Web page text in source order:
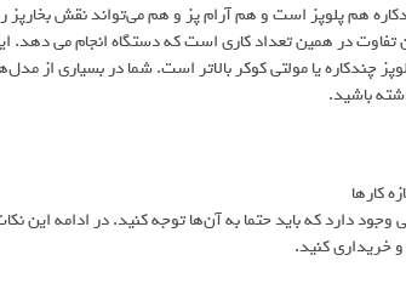
هم پلوپز است و هم آرام‌ پز و هم می‌تواند نقش بخارپز
تفاوت در همین تعداد کاری است که دستگاه انجام می دهد.
چندکاره یا مولتی کوکر بالاتر است. شما در بسیاری از
باشید.
کارها
دارد که باید حتما به آن‌ها توجه کنید. در ادامه این
خریداری کنید.